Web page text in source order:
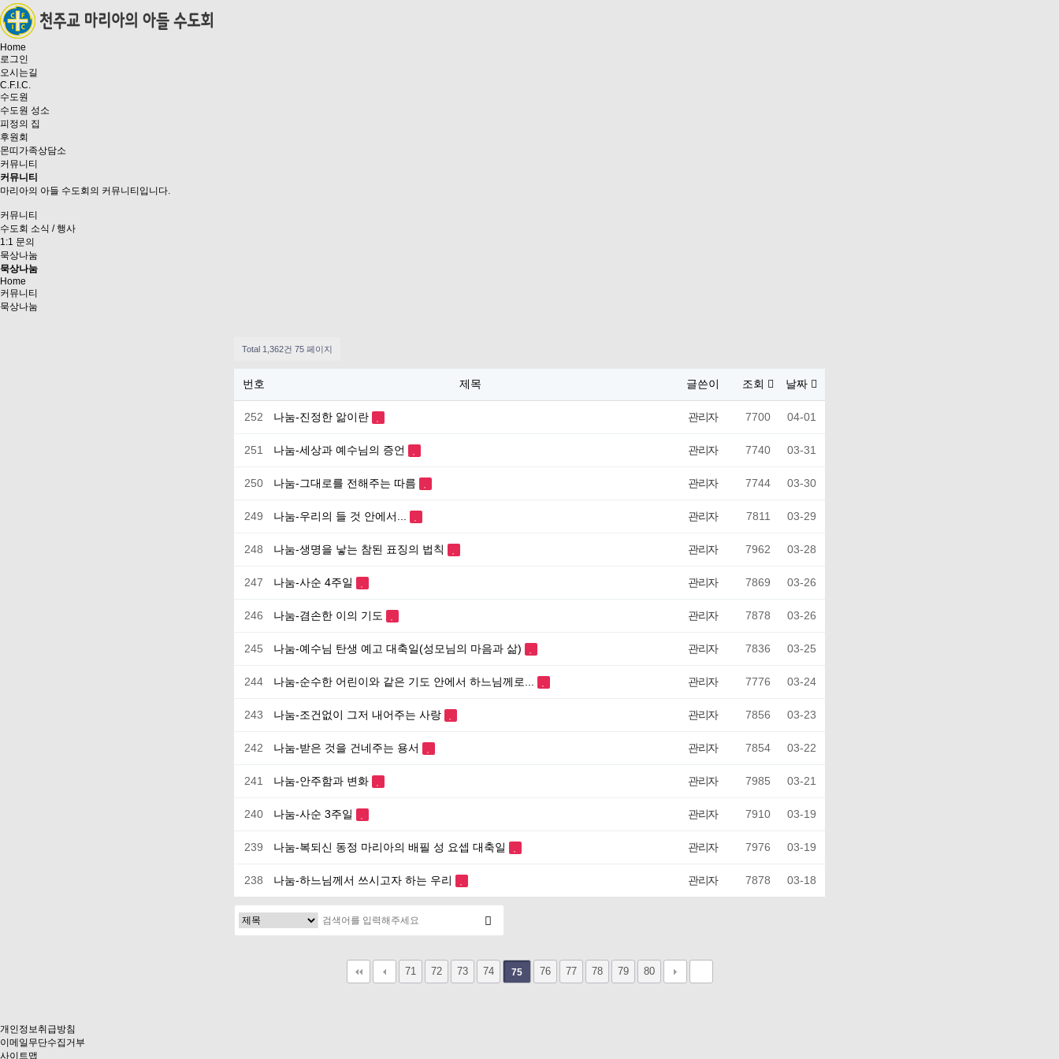
Home
로그인
오시는길
C.F.I.C.
수도원
수도원 성소
피정의 집
후원회
몬띠가족상담소
커뮤니티
커뮤니티
마리아의 아들 수도회의 커뮤니티입니다.
커뮤니티
수도회 소식 / 행사
1:1 문의
묵상나눔
묵상나눔
Home
커뮤니티
묵상나눔
Total 1,362건 75 페이지
번호 제목 글쓴이 조회 날짜
252 나눔-진정한 앎이란 관리자 7700 04-01
251 나눔-세상과 예수님의 증언 관리자 7740 03-31
250 나눔-그대로를 전해주는 따름 관리자 7744 03-30
249 나눔-우리의 들 것 안에서... 관리자 7811 03-29
248 나눔-생명을 낳는 참된 표징의 법칙 관리자 7962 03-28
247 나눔-사순 4주일 관리자 7869 03-26
246 나눔-겸손한 이의 기도 관리자 7878 03-26
245 나눔-예수님 탄생 예고 대축일(성모님의 마음과 삶) 관리자 7836 03-25
244 나눔-순수한 어린이와 같은 기도 안에서 하느님께로... 관리자 7776 03-24
243 나눔-조건없이 그저 내어주는 사랑 관리자 7856 03-23
242 나눔-받은 것을 건네주는 용서 관리자 7854 03-22
241 나눔-안주함과 변화 관리자 7985 03-21
240 나눔-사순 3주일 관리자 7910 03-19
239 나눔-복되신 동정 마리아의 배필 성 요셉 대축일 관리자 7976 03-19
238 나눔-하느님께서 쓰시고자 하는 우리 관리자 7878 03-18
71 72 73 74 75 76 77 78 79 80
개인정보취급방침
이메일무단수집거부
사이트맵